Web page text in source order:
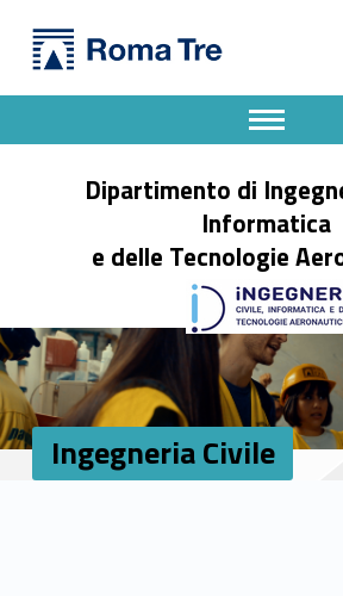
Ingegneria Civile - Dipartimento di Ingegneria Civile, Informatica e delle Tecnologie Aeronautiche
Dipartimento di
Informatica
e delle Tecnologie
Apri il menu
Header info sidebar
Ingegneria Civile